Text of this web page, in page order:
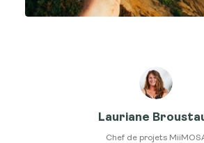
Lauriane
Chef de projets